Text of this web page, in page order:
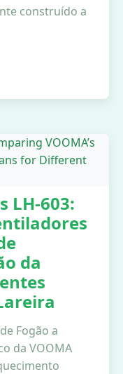
construído a
LH-603:
da
Fogão a
da VOOMA